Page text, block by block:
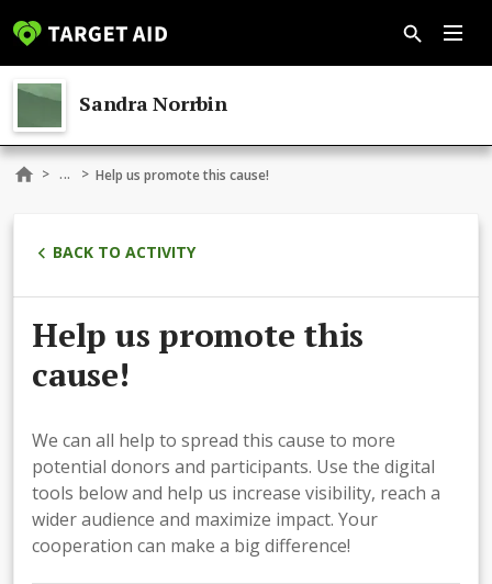
Sandra Norrbin
> ... > Help us promote this cause!
BACK TO ACTIVITY
Help us promote this
cause!
We can all help to spread this cause to more
potential donors and participants. Use the digital
tools below and help us increase visibility, reach a
wider audience and maximize impact. Your
cooperation can make a big difference!